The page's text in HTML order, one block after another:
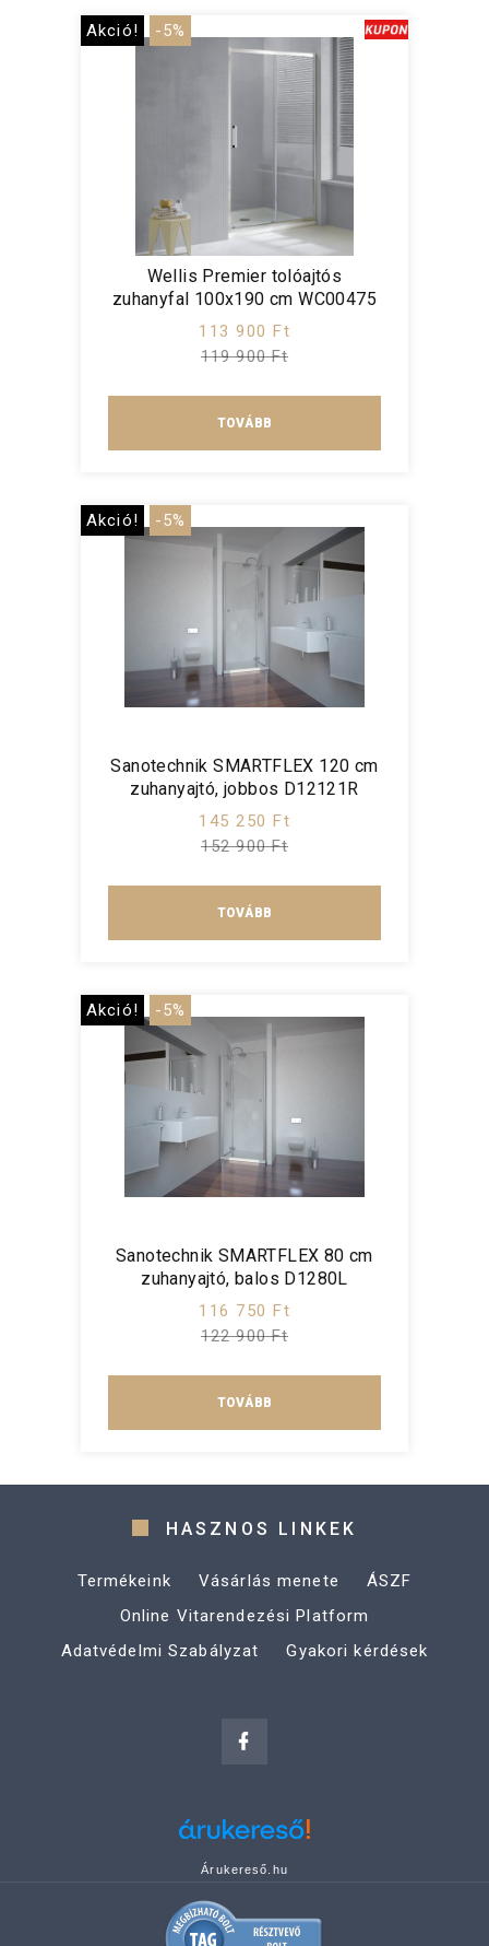
Akció! -5%
Wellis Premier tolóajtós
zuhanyfal 100x190 cm WC00475
113 900 Ft
119 900 Ft
TOVÁBB
Akció! -5%
Sanotechnik SMARTFLEX 120 cm
zuhanyajtó, jobbos D12121R
145 250 Ft
152 900 Ft
TOVÁBB
Akció! -5%
Sanotechnik SMARTFLEX 80 cm
zuhanyajtó, balos D1280L
116 750 Ft
122 900 Ft
TOVÁBB
HASZNOS LINKEK
Termékeink Vásárlás menete
ÁSZF
Online Vitarendezési Platform
Adatvédelmi Szabályzat
Gyakori kérdések
Árukereső.hu